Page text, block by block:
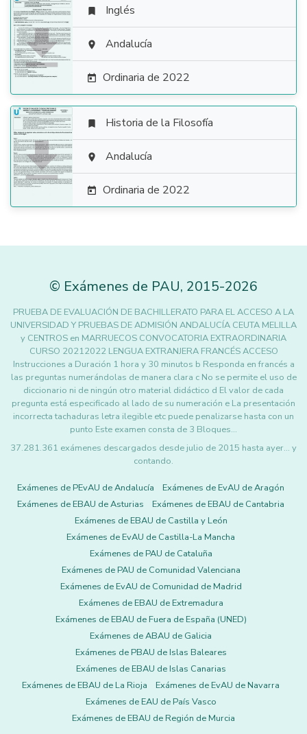

 Inglés
 Andalucía
 Ordinaria de 2022

 Historia de la Filosofía
 Andalucía
 Ordinaria de 2022
© Exámenes de PAU, 2015-2026
PRUEBA DE EVALUACIÓN DE BACHILLERATO PARA EL ACCESO A LA
UNIVERSIDAD Y PRUEBAS DE ADMISIÓN ANDALUCÍA CEUTA MELILLA
y CENTROS en MARRUECOS CONVOCATORIA EXTRAORDINARIA
CURSO 20212022 LENGUA EXTRANJERA FRANCÉS ACCESO
Instrucciones a Duración 1 hora y 30 minutos b Responda en francés a
las preguntas numerándolas de manera clara c No se permite el uso de
diccionario ni de ningún otro material didáctico d El valor de cada
pregunta está especificado al lado de su numeración e La presentación
incorrecta tachaduras letra ilegible etc puede penalizarse hasta con un
punto Este examen consta de 3 Bloques…
37.281.361 exámenes descargados desde julio de 2015 hasta ayer... y
contando.
Exámenes de PEvAU de Andalucía
Exámenes de EvAU de Aragón
Exámenes de EBAU de Asturias
Exámenes de EBAU de Cantabria
Exámenes de EBAU de Castilla y León
Exámenes de EvAU de Castilla-La Mancha
Exámenes de PAU de Cataluña
Exámenes de PAU de Comunidad Valenciana
Exámenes de EvAU de Comunidad de Madrid
Exámenes de EBAU de Extremadura
Exámenes de EBAU de Fuera de España (UNED)
Exámenes de ABAU de Galicia
Exámenes de PBAU de Islas Baleares
Exámenes de EBAU de Islas Canarias
Exámenes de EBAU de La Rioja
Exámenes de EvAU de Navarra
Exámenes de EAU de País Vasco
Exámenes de EBAU de Región de Murcia